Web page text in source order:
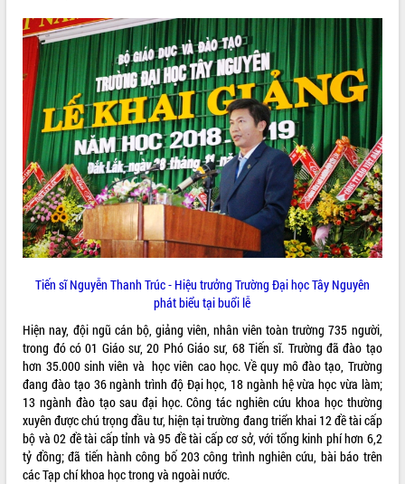
2026
Khám bệnh, cấp phát thuốc miễn phí
và tặng quà người dân xã Cư Pui
Hội nghị UBND tỉnh Đắk Lắk thường kỳ
tháng 7/2026
Lễ truy tặng danh hiệu “Bà Mẹ Việt
Nam Anh hùng” và trao Huân chương
Lao động
UBND tỉnh Đắk Lắk triển khai nhiệm
vụ 6 tháng cuối năm 2026
Kỳ họp thứ Hai, Hội đồng nhân dân
tỉnh khóa XI quyết nghị nhiều nội dung
Bí thư Tỉnh ủy Lương Nguyễn Minh
Triết thăm, tặng quà người có công với
cách mạng
Rà soát, hoàn thiện hệ thống thiết chế
văn hóa, thể thao đáp ứng yêu cầu
phát triển mới
Thường trực HĐND tỉnh Đắk Lắk gặp
mặt Đoàn chuyên gia y tế TP. Hồ Chí
Minh
Lễ truy điệu và an táng hài cốt liệt sĩ
ALBUM ẢNH
LIÊN KẾT WEB
THỐNG KÊ TRUY CẬP
Hôm nay:
2613
Tất cả:
66149409
Tiến sĩ Nguyễn Thanh Trúc - Hiệu trưởng Trường Đại học Tây Nguyên
phát biểu tại buổi lễ
Hiện nay, đội ngũ cán bộ, giảng viên, nhân viên toàn trường 735 người,
trong đó có 01 Giáo sư, 20 Phó Giáo sư, 68 Tiến sĩ. Trường đã đào tạo
hơn 35.000 sinh viên và học viên cao học. Về quy mô đào tạo, Trường
đang đào tạo 36 ngành trình độ Đại học, 18 ngành hệ vừa học vừa làm;
13 ngành đào tạo sau đại học. Công tác nghiên cứu khoa học thường
xuyên được chú trọng đầu tư, hiện tại trường đang triển khai 12 đề tài cấp
bộ và 02 đề tài cấp tỉnh và 95 đề tài cấp cơ sở, với tổng kinh phí hơn 6,2
tỷ đồng; đã tiến hành công bố 203 công trình nghiên cứu, bài báo trên
các Tạp chí khoa học trong và ngoài nước.